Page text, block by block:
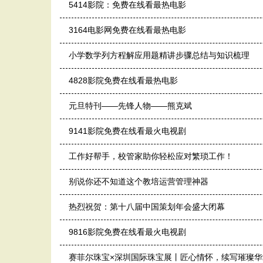
5414影院：免费在线看最热电影
3164电影网免费在线看最热电影
小学数学列方程解应用题精讲步骤总结与知识梳理
4828影院免费在线看最热电影
元旦特刊——先锋人物——熊克斌
9141影院免费在线看最火电视剧
工作好帮手，校管家助你轻松应对繁琐工作！
别说你还不知道这个教培运营管理神器
热烈祝贺：第十八届中国策划年会盛大闭幕
9816影院免费在线看最火电视剧
赛菲尔珠宝×深圳国际珠宝展丨匠心情怀，续写璀璨